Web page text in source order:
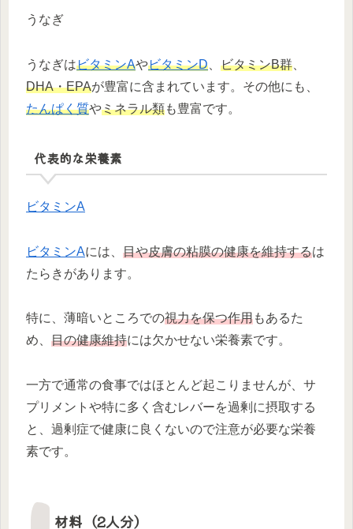
うなぎ
うなぎはビタミンAやビタミンD ビタミンB群
DHA・EPAが豊富に含まれています。その他にも、
たんぱく質やミネラル類も豊富です。
代表的な栄養素
ビタミンA
ビタミンAには、 目や皮膚の粘膜の健康を維持するは
たらきがあります。
特に、薄暗いところでの視力を保つ作用もあるた
め、 目の健康維持には欠かせない栄養素です。
一方で通常の食事ではほとんど起こりませんが、サ
プリメントや特に多く含むレバーを過剰に摂取する
と、過剰症で健康に良くないので注意が必要な栄養
素です。
材料（2人分）